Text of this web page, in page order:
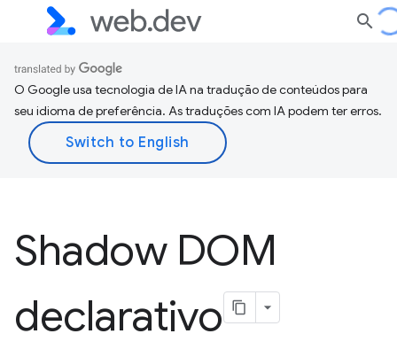
O Google usa tecnologia de IA na tradução de conteúdos para
seu idioma de preferência. As traduções com IA podem ter erros.
Shadow DOM
declarativo